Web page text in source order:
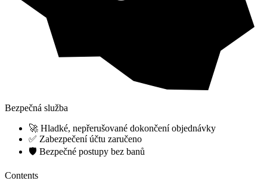
Bezpečná služba
🚀 Hladké, nepřerušované dokončení objednávky
✅ Zabezpečení účtu zaručeno
🛡️ Bezpečné postupy bez banů
Contents